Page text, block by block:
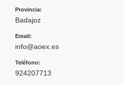
Provincia:
Badajoz
Email:
info@aoex.es
Teléfono:
924207713